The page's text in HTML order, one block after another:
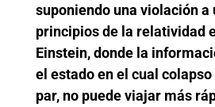
suponiendo una violación a
principios de la relatividad
Einstein, donde la
el estado en el cual
par, no puede viajar más